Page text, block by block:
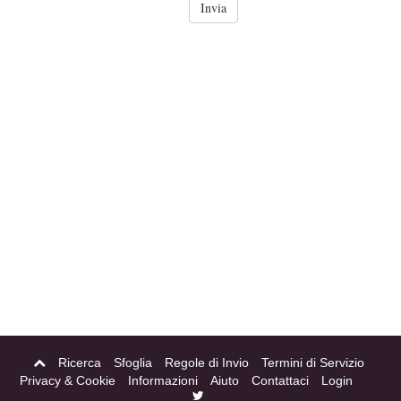
Ricerca Sfoglia Regole di Invio
Termini di Servizio
Privacy & Cookie
Informazioni Aiuto Contattaci Login